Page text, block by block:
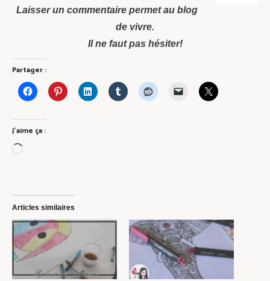
Laisser un commentaire permet au blog
de vivre.
Il ne faut pas hésiter!
Partager :
J’aime ça :
Chargement…
Articles similaires